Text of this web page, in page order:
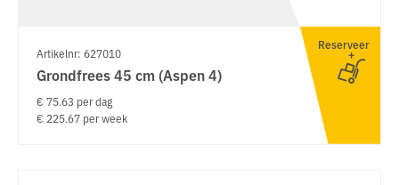
Artikelnr: 627010
Grondfrees 45 cm (Aspen 4)
€ 75.63 per dag
€ 225.67 per week
Reserveer